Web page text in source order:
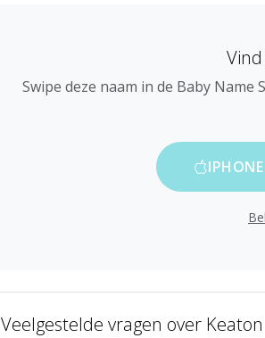
Swipe deze naam in de Baby
IPHONE
Veelgestelde vragen over Keaton